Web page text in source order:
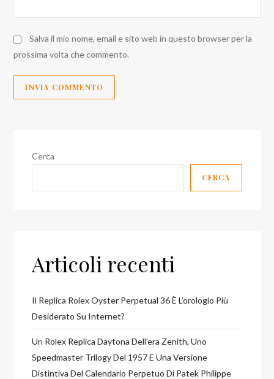
Salva il mio nome, email e sito web in questo browser per la
prossima volta che commento.
Cerca
CERCA
Articoli recenti
Il Replica Rolex Oyster Perpetual 36 È L’orologio Più
Desiderato Su Internet?
Un Rolex Replica Daytona Dell’era Zenith, Uno
Speedmaster Trilogy Del 1957 E Una Versione
Distintiva Del Calendario Perpetuo Di Patek Philippe